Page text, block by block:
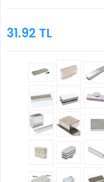
31.92 TL